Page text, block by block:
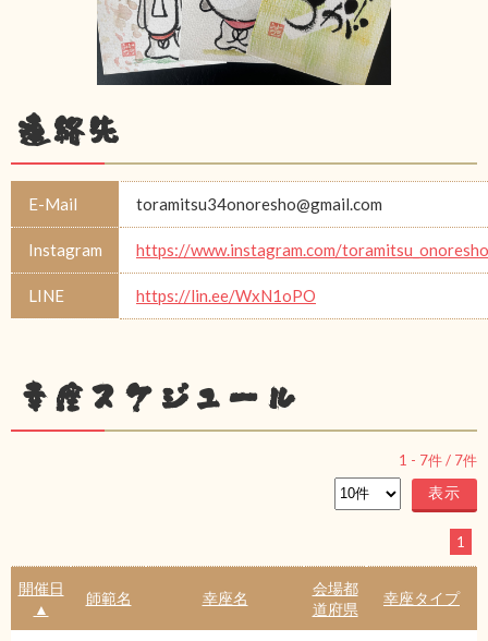
連絡先
E-Mail toramitsu34onoresho@gmail.com
Instagram https://www.instagram.com/
LINE https://lin.ee/WxN1oPO
幸座スケジュール
1 - 7件 / 7件
1
開催日
▲
師範名 幸座名
会場都
道府県
幸座タイプ